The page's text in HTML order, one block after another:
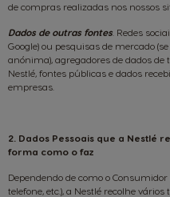
de compras realizadas nos nossos
Dados de outras fontes . Redes
Google) ou pesquisas de mercado
anónima), agregadores de dados
Nestlé, fontes públicas e dados
empresas.
2. Dados Pessoais que a Nestlé
forma como o faz
Dependendo de como o
telefone, etc.), a Nestlé recolhe